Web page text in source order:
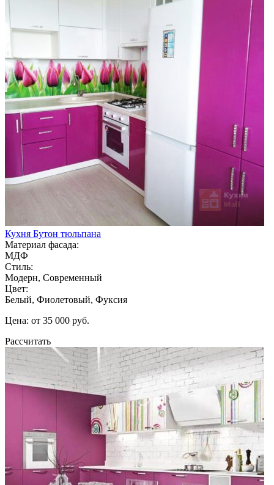
Кухня Бутон тюльпана
Материал фасада:
МДФ
Стиль:
Модерн, Современный
Цвет:
Белый, Фиолетовый, Фуксия
Цена: от 35 000 руб.
Рассчитать